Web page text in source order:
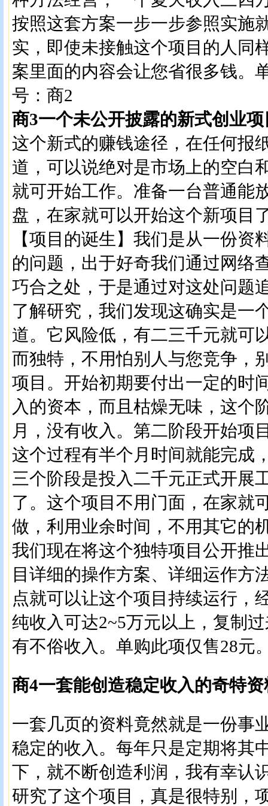
按照这套方案一步一步参照实施
实，即使未接触这个项目的人同
案里面的内容会让您省很多钱。
号：商2
商3一个未公开披露的新式创业项
这个新式的赚钱途径，在任何报
道，可以说绝对是市场上的空白
就可开始工作。准备一台普通能
盘，在家就可以开始这个新项目
【项目的诞生】我们是从一份资
的问题，出于好奇我们通过网络
巧合之处，于是通过对这处问题
了解研究，我们发现这确实是一
道。它风险低，有二三千元就可
而独特，不用怕别人与您竞争，
项目。开始初期要付出一定的时
入的资本，而且枯燥无味，这个
月，没有收入。第二阶段开始项
这个过程有半个月时间就能完成
三个阶段是投入二千元正式开展
了。这个项目不用门面，在家就
做，利用业余时间，不用其它的
我们现在将这个独特项目公开推
目详细的操作方案、详细运作方
点就可以让这个项目持续运行，
纯收入可达2~5万元以上，复制
有不俗收入。单购此项仅售28元
商4一套能创造稳定收入的奇特资
一套几页的资料竟然就是一份事
稳定的收入。每年只是定期将其
下，就不断创造利润，我有幸认
研究了这个项目，真是很特别，